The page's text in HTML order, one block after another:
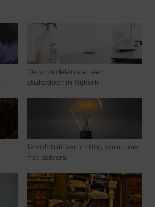
De voordelen van een
stukadoor in Nijkerk
12 volt tuinverlichting voor doe-
het-zelvers